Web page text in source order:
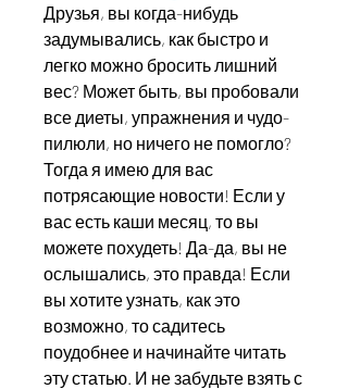
Друзья, вы когда-нибудь
задумывались, как быстро и
легко можно бросить лишний
вес? Может быть, вы пробовали
все диеты, упражнения и чудо-
пилюли, но ничего не помогло?
Тогда я имею для вас
потрясающие новости! Если у
вас есть каши месяц, то вы
можете похудеть! Да-да, вы не
ослышались, это правда! Если
вы хотите узнать, как это
возможно, то садитесь
поудобнее и начинайте читать
эту статью. И не забудьте взять с